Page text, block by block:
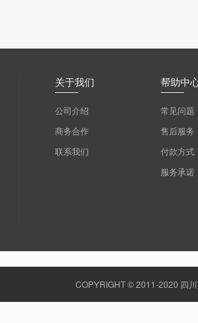
关于我们
公司介绍
商务合作
联系我们
帮助中
常见问题
售后服务
付款方式
服务承诺
COPYRIGHT © 2011-2020 四